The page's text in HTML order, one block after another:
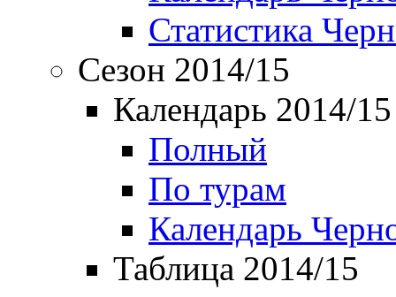
Статистика
Сезон 2014/15
Календарь 2014/15
Полный
По турам
Календарь
Таблица 2014/15